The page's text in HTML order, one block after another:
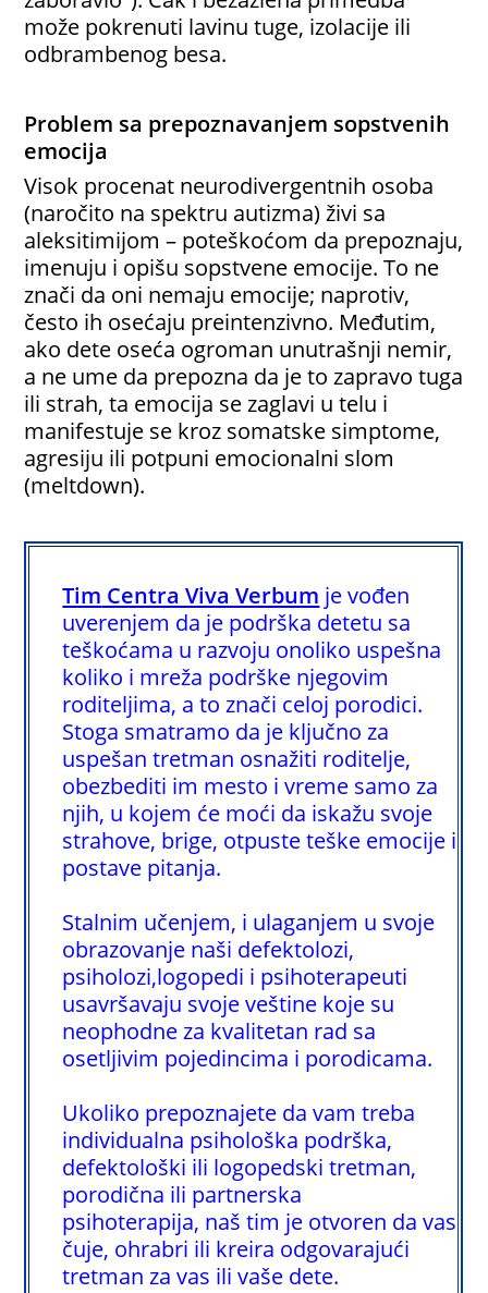
može pokrenuti lavinu tuge, izolacije ili
odbrambenog besa.
Problem sa prepoznavanjem sopstvenih
emocija
Visok procenat neurodivergentnih osoba
(naročito na spektru autizma) živi sa
aleksitimijom – poteškoćom da prepoznaju,
imenuju i opišu sopstvene emocije. To ne
znači da oni nemaju emocije; naprotiv,
često ih osećaju preintenzivno. Međutim,
ako dete oseća ogroman unutrašnji nemir,
a ne ume da prepozna da je to zapravo tuga
ili strah, ta emocija se zaglavi u telu i
manifestuje se kroz somatske simptome,
agresiju ili potpuni emocionalni slom
(meltdown).
Tim Centra Viva Verbum je vođen
uverenjem da je podrška detetu sa
teškoćama u razvoju onoliko uspešna
koliko i mreža podrške njegovim
roditeljima, a to znači celoj porodici.
Stoga smatramo da je ključno za
uspešan tretman osnažiti roditelje,
obezbediti im mesto i vreme samo za
njih, u kojem će moći da iskažu svoje
strahove, brige, otpuste teške emocije i
postave pitanja.
Stalnim učenjem, i ulaganjem u svoje
obrazovanje naši defektolozi,
psiholozi,logopedi i psihoterapeuti
usavršavaju svoje veštine koje su
neophodne za kvalitetan rad sa
osetljivim pojedincima i porodicama.
Ukoliko prepoznajete da vam treba
individualna psihološka podrška,
defektološki ili logopedski tretman,
porodična ili partnerska
psihoterapija, naš tim je otvoren da vas
čuje, ohrabri ili kreira odgovarajući
tretman za vas ili vaše dete.